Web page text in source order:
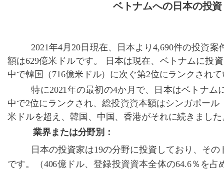
ベトナムへの日本の投資
2021年4月20 日現在、日本より4,690件の投資案
額は629億米ドルです。 日本は現在、ベトナムに投
中で韓国（ 716億米ドル）に次ぐ第2位にランクされ
特に2021年の最初の4か月で、日本はベトナム
中で2位にランクされ、総投資資本額はシンガポール
米ドルを超え、韓国、中国、香港がそれに続きました
業界または分野別：
日本の投資家は19の分野に投資しており、その
です。（406億ドル、登録投資資本全体の64.6％を占